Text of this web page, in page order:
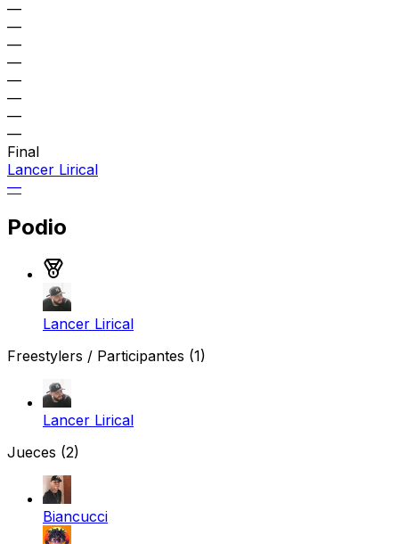
—
—
—
—
—
—
—
—
Final
Lancer Lirical
—
Podio
Lancer Lirical
Freestylers / Participantes (1)
Lancer Lirical
Jueces (2)
Biancucci